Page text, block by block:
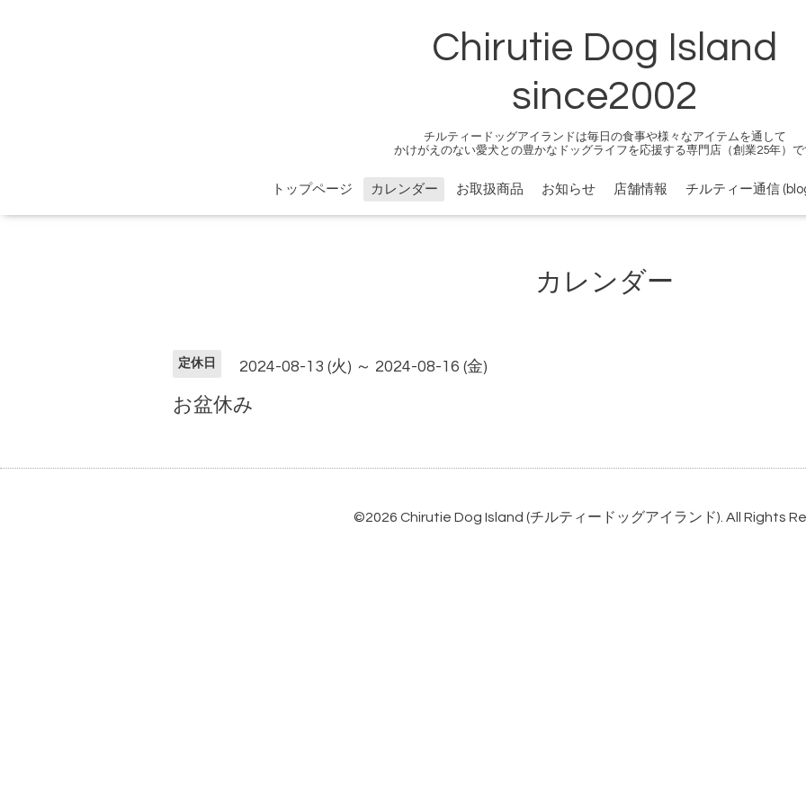
Chirutie Dog Island
since2002
チルティードッグアイランドは毎日の食事や様々なアイテムを通して
かけがえのない愛犬との豊かなドッグライフを応援する専門店（創業25年）で
トップページ カレンダー お取扱商品 お知らせ 店舗情報 チルティー通信
カレンダー
定休日 2024-08-13 (火) ～ 2024-08-16 (金)
お盆休み
©2026 Chirutie Dog Island (チルティードッグアイランド). All Rights